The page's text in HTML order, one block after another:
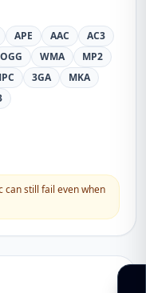
APE AAC
AC3
OGG WMA
MP2
3GA
MKA
can still fail even when